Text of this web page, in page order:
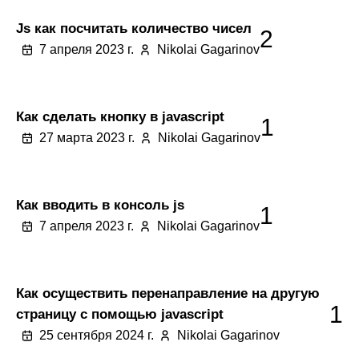
Js как посчитать количество чисел
7 апреля 2023 г. Nikolai Gagarinov2
Как сделать кнопку в javascript
27 марта 2023 г. Nikolai Gagarinov1
Как вводить в консоль js
7 апреля 2023 г. Nikolai Gagarinov1
Как осуществить перенаправление на другую
страницу с помощью javascript
25 сентября 2024 г. Nikolai Gagarinov
1